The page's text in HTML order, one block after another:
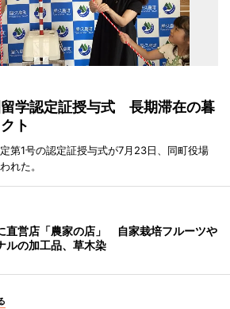
学認定証授与式 長期滞在の暮
ト
第1号の認定証授与式が7月23日、同町役場
れた。
直営店「農家の店」 自家栽培フルーツや
ルの加工品、草木染